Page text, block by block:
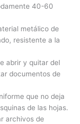
40-60
metálico de
resistente a la
abrir y quitar del
documentos de
que no deja
de las hojas.
archivos de